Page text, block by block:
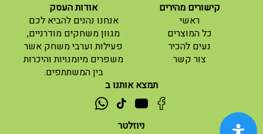
קישורים מהירים
ראשי
(current)
כל המוצרים
נעים להכיר
צור קשר
(current)
אודות העסק
אנחנו נהנים להביא לכם
מגוון משחקים מודרניים,
פעילות וערבי משחק אשר
משפרים מיומנויות והיכרות
בין המשתתפים.
תמצא אותנו ב
ניוזלטר